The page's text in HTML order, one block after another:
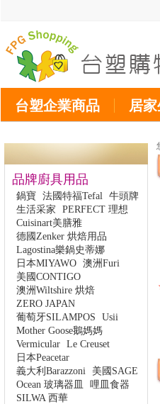
台塑企業商品 居
品牌廚具用品
鍋寶 法國特福Tefal 牛頭牌
生活采家
PERFECT 理想
Cuisinart美膳雅
德國Zenker 烘焙用品
Lagostina樂鍋史蒂娜
日本MIYAWO 澳洲Furi
美國CONTIGO
澳洲Wiltshire 烘焙
ZERO JAPAN
葡萄牙SILAMPOS
Usii
Mother Goose鵝媽媽
Vermicular Le Creuset
日本Peacetar
義大利Barazzoni
美國SAGE
Ocean 玻璃器皿
哩皿食器
SILWA 西華